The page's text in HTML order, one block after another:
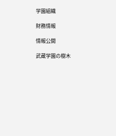
学園組織
財務情報
情報公開
武蔵学園の樹木